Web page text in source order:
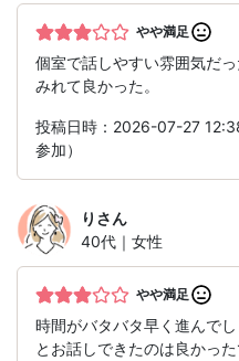
やや満足
個室で話しやすい雰囲気だ
みれて良かった。
投稿日時：2026-07-27
参加）
り さん
40代｜女性
やや満足
時間がバタバタ早く進んで
とお話しできたのは良かった